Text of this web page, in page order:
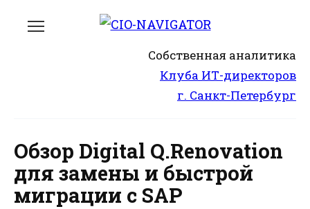
Собственная аналитика
Клуба ИТ-директоров
г. Санкт-Петербург
Обзор Digital Q.Renovation
для замены и быстрой
миграции с SAP